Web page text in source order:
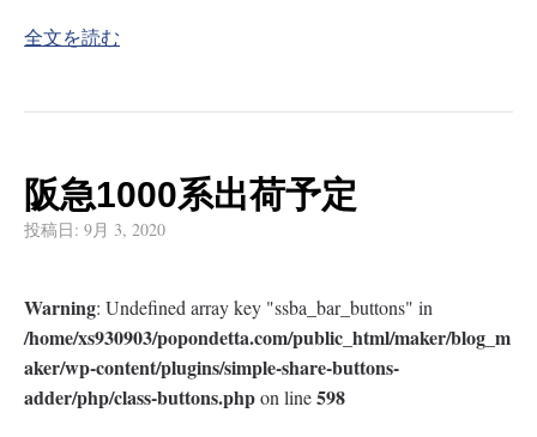
全文を読む
阪急1000系出荷予定
投稿日: 9月 3, 2020
Warning: Undefined array key "ssba_bar_buttons" in
/home/xs930903/popondetta.com/public_html/maker/blog_m
aker/wp-content/plugins/simple-share-buttons-
adder/php/class-buttons.phpon line598